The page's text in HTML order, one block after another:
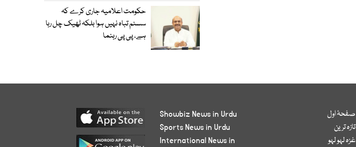
حکومت اعلامیہ جاری کرے کہ
سسٹم تباہ نہیں ہوا بلکہ ٹھیک چل رہا
ہے، پی پی رہنما
صفحۂ اول
تازہ ترین
غزہ لہو لہو
Showbiz News in Urdu
Sports News in Urdu
International News in